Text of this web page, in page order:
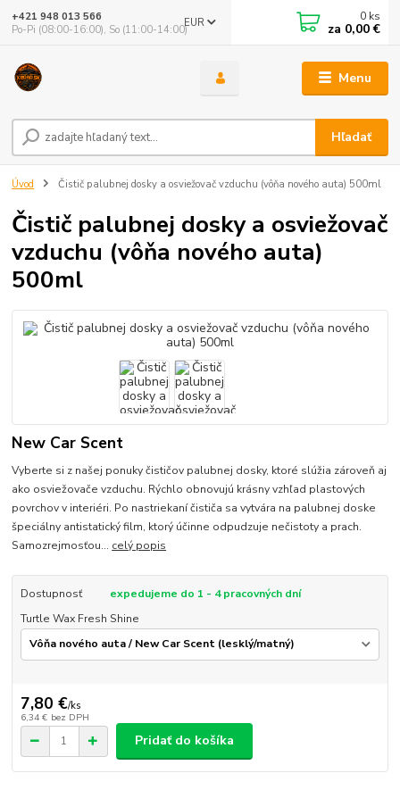
Menu
EUR
Hľadať
+421 948 013 566
Po-Pi (08:00-16:00), So (11:00-14:00)
0 ks
za 0,00 €
Úvod Čistič palubnej dosky a osviežovač vzduchu (vôňa nového auta) 500ml
Čistič palubnej dosky a osviežovač
vzduchu (vôňa nového auta)
500ml
New Car Scent
Vyberte si z našej ponuky čističov palubnej dosky, ktoré slúžia zároveň aj
ako osviežovače vzduchu. Rýchlo obnovujú krásny vzhľad plastových
povrchov v interiéri. Po nastriekaní čističa sa vytvára na palubnej doske
špeciálny antistatický film, ktorý účinne odpudzuje nečistoty a prach.
Samozrejmosťou... celý popis
Dostupnosť
expedujeme do 1 - 4 pracovných dní
Turtle Wax Fresh Shine
7,80 €/ks
6,34 € bez DPH
Pridať do košíka